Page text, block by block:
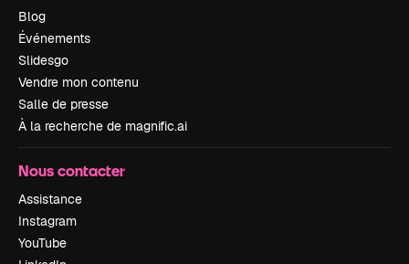
Blog
Événements
Slidesgo
Vendre mon contenu
Salle de presse
À la recherche de magnific.ai
Nous contacter
Assistance
Instagram
YouTube